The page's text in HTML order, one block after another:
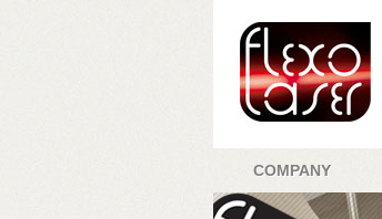
COMPANY